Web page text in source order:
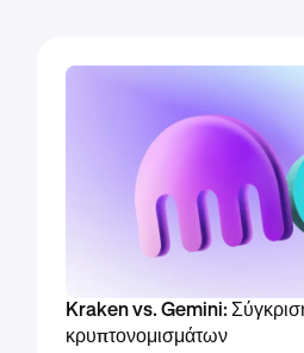
Kraken vs. Gemini:
κρυπτονομισμάτων